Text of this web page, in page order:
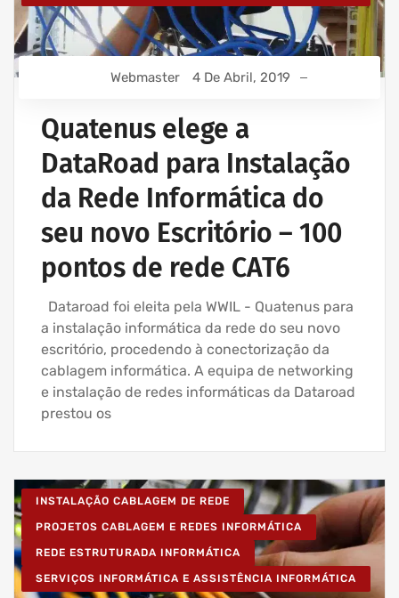
Webmaster 4 De Abril, 2019
Quatenus elege a
DataRoad para Instalação
da Rede Informática do
seu novo Escritório – 100
pontos de rede CAT6
Dataroad foi eleita pela WWIL - Quatenus para
a instalação informática da rede do seu novo
escritório, procedendo à conectorização da
cablagem informática. A equipa de networking
e instalação de redes informáticas da Dataroad
prestou os
INSTALAÇÃO CABLAGEM DE REDE
PROJETOS CABLAGEM E REDES INFORMÁTICA
REDE ESTRUTURADA INFORMÁTICA
SERVIÇOS INFORMÁTICA E ASSISTÊNCIA INFORMÁTICA